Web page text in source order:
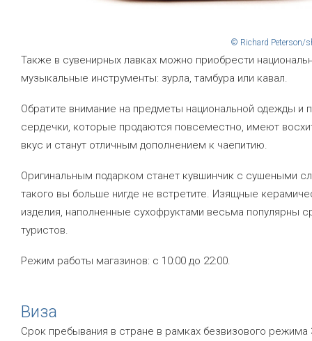
© Richard Peterson/
Также в сувенирных лавках можно приобрести
музыкальные инструменты: зурла, тамбура или кавал.
Обратите внимание на предметы национальной одежды и
сердечки, которые продаются повсеместно, имеют
вкус и станут отличным дополнением к чаепитию.
Оригинальным подарком станет кувшинчик с сушеными
такого вы больше нигде не встретите. Изящные
изделия, наполненные сухофруктами весьма популярны
туристов.
Режим работы магазинов: с 10:00 до 22:00.
Виза
Срок пребывания в стране в рамках безвизового режима